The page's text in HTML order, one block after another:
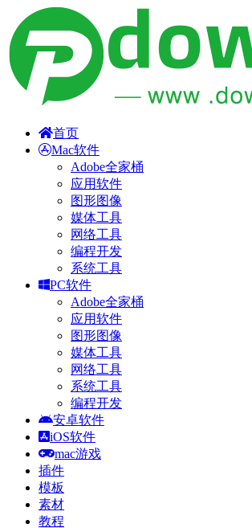
首页
Mac软件
Adobe全家桶
应用软件
图形图像
媒体工具
网络工具
编程开发
系统工具
PC软件
Adobe全家桶
应用软件
图形图像
媒体工具
网络工具
系统工具
编程开发
安卓软件
iOS软件
mac游戏
插件
模板
素材
教程